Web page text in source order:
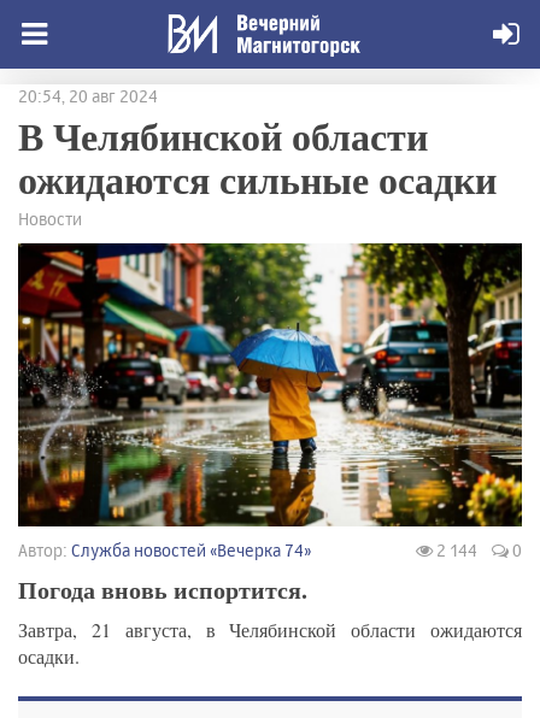
20:54, 20 авг 2024
В Челябинской области
ожидаются сильные осадки
Новости
Автор: Служба новостей «Вечерка 74» 2 144 0
Погода вновь испортится.
Завтра, 21 августа, в Челябинской области ожидаются
осадки.